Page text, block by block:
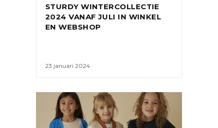
STURDY WINTERCOLLECTIE
2024 VANAF JULI IN WINKEL
EN WEBSHOP
23 januari 2024